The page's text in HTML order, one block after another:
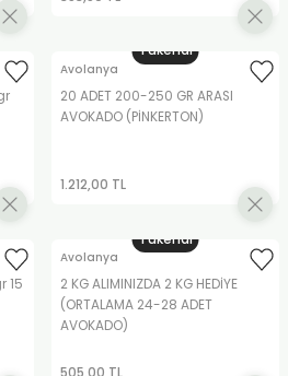
Tükendi
Avolanya
20 ADET 200-250 GR ARASI
AVOKADO (PİNKERTON)
1.212,00 TL
15
Tükendi
Avolanya
2 KG ALIMINIZDA 2 KG HEDİYE
(ORTALAMA 24-28 ADET
AVOKADO)